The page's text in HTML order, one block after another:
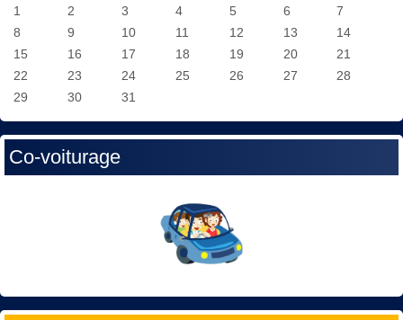
1
2 3 4 5 6
7
8
9 10 11 12 13
14
15
16 17 18 19 20
21
22
23 24 25 26 27
28
29
30 31
Co-voiturage